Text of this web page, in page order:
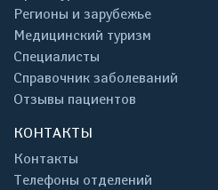
Регионы и зарубежье
Медицинский туризм
Специалисты
Справочник заболеваний
Отзывы пациентов
КОНТАКТЫ
Контакты
Телефоны отделений